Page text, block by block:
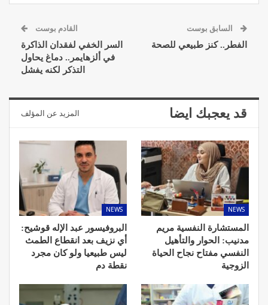
السابق بوست
الفطر.. كنز طبيعي للصحة
القادم بوست
السر الخفي لفقدان الذاكرة
في ألزهايمر.. دماغ يحاول
التذكر لكنه يفشل
قد يعجبك ايضا المزيد عن المؤلف
NEWS
المستشارة النفسية مريم
مدنيب: الحوار والتأهيل
النفسي مفتاح نجاح الحياة
الزوجية
NEWS
البروفيسور عبد الإله قوشيح:
أي نزيف بعد انقطاع الطمث
ليس طبيعيا ولو كان مجرد
نقطة دم